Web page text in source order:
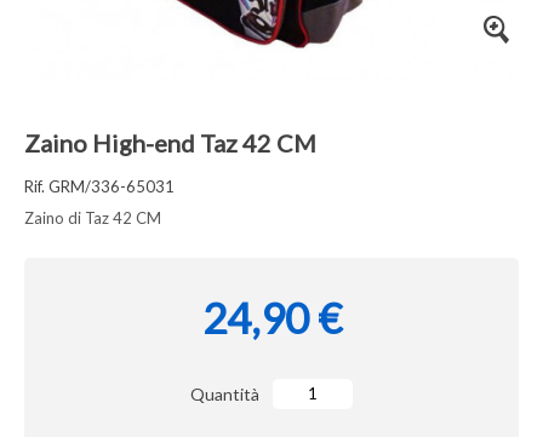
Zaino High-end Taz 42 CM
Rif. GRM/336-65031
Zaino di Taz 42 CM
24,90 €
Quantità